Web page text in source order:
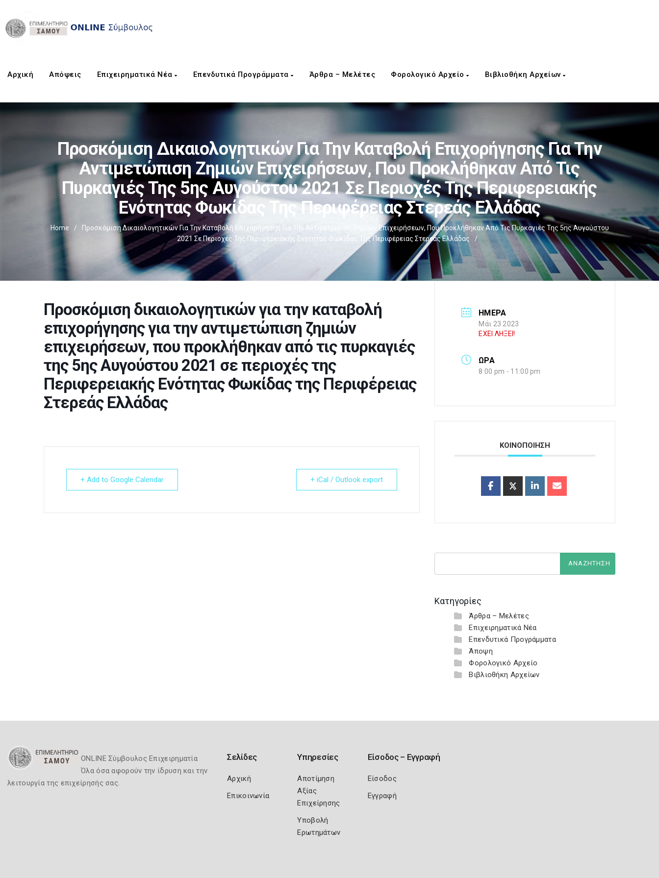
Αρχική Aπόψεις Επιχειρηματικά Νέα Επενδυτικά Προγράμματα Άρθρα – Μελέτες Φορολογικό Αρχείο Βιβλιοθήκη Αρχείων
Προσκόμιση Δικαιολογητικών Για Την Καταβολή Επιχορήγησης Για Την
Αντιμετώπιση Ζημιών Επιχειρήσεων, Που Προκλήθηκαν Από Τις
Πυρκαγιές Της 5ης Αυγούστου 2021 Σε Περιοχές Της Περιφερειακής
Ενότητας Φωκίδας Της Περιφέρειας Στερεάς Ελλάδας
Home /
Προσκόμιση Δικαιολογητικών Για Την Καταβολή Επιχορήγησης Για Την Αντιμετώπιση Ζημιών Επιχειρήσεων, Που Προκλήθηκαν Από Τις Πυρκαγιές Της 5ης Αυγούστου
2021 Σε Περιοχές Της Περιφερειακής Ενότητας Φωκίδας Της Περιφέρειας Στερεάς Ελλάδας
/
Προσκόμιση δικαιολογητικών για την καταβολή
επιχορήγησης για την αντιμετώπιση ζημιών
επιχειρήσεων, που προκλήθηκαν από τις πυρκαγιές
της 5ης Αυγούστου 2021 σε περιοχές της
Περιφερειακής Ενότητας Φωκίδας της Περιφέρειας
Στερεάς Ελλάδας
+ Add to Google Calendar + iCal / Outlook export
ΗΜΕΡΑ
Μάι 23 2023
ΕΧΕΙ ΛΗΞΕΙ!
ΩΡΑ
8:00 pm - 11:00 pm
ΚΟΙΝΟΠΟΙΗΣΗ
Κατηγορίες
Άρθρα – Μελέτες
Επιχειρηματικά Νέα
Επενδυτικά Προγράμματα
Άποψη
Φορολογικό Αρχείο
Βιβλιοθήκη Αρχείων
ONLINE Σύμβουλος Επιχειρηματία
Όλα όσα αφορούν την ίδρυση και την
λειτουργία της επιχείρησής σας.
Σελίδες
Αρχική
Επικοινωνία
Υπηρεσίες
Αποτίμηση
Αξίας
Επιχείρησης
Υποβολή
Ερωτημάτων
Είσοδος – Εγγραφή
Είσοδος
Εγγραφή